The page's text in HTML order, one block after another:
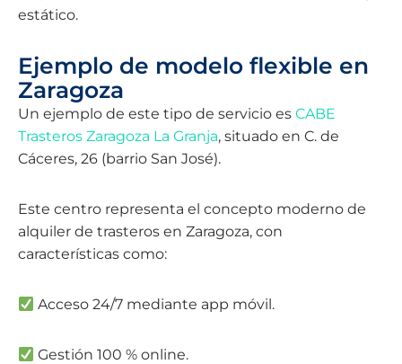
estático.
Ejemplo de modelo flexible en
Zaragoza
Un ejemplo de este tipo de servicio es CABE
Trasteros Zaragoza La Granja, situado en C. de
Cáceres, 26 (barrio San José).
Este centro representa el concepto moderno de
alquiler de trasteros en Zaragoza, con
características como:
Acceso 24/7 mediante app móvil.
Gestión 100 % online.